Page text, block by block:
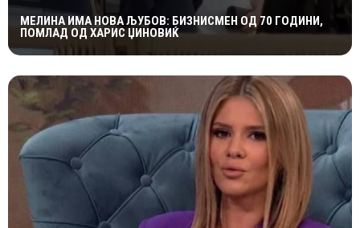
МЕЛИНА ИМА НОВА ЉУБОВ: БИЗНИСМЕН ОД 70 ГОДИНИ,
ПОМЛАД ОД ХАРИС ЏИНОВИЌ